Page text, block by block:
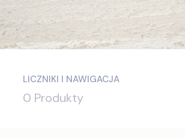
LICZNIKI I NAWIGACJA
0 Produkty